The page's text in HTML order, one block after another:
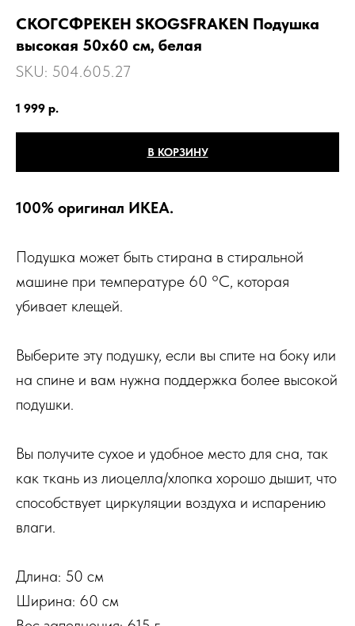
СКОГСФРЕКЕН SKOGSFRАKEN Подушка
высокая 50х60 см, белая
SKU: 504.605.27
1 999 р.
В КОРЗИНУ
100% оригинал ИКЕА.
Подушка может быть стирана в стиральной
машине при температуре 60 °C, которая
убивает клещей.
Выберите эту подушку, если вы спите на боку или
на спине и вам нужна поддержка более высокой
подушки.
Вы получите сухое и удобное место для сна, так
как ткань из лиоцелла/хлопка хорошо дышит, что
способствует циркуляции воздуха и испарению
влаги.
Длина: 50 см
Ширина: 60 см